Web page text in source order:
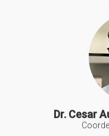
Dr. Cesar